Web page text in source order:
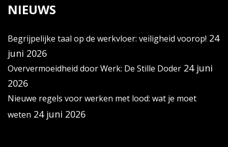
NIEUWS
Begrijpelijke taal op de werkvloer: veiligheid voorop! 24
juni 2026
Oververmoeidheid door Werk: De Stille Doder 24 juni
2026
Nieuwe regels voor werken met lood: wat je moet
weten 24 juni 2026